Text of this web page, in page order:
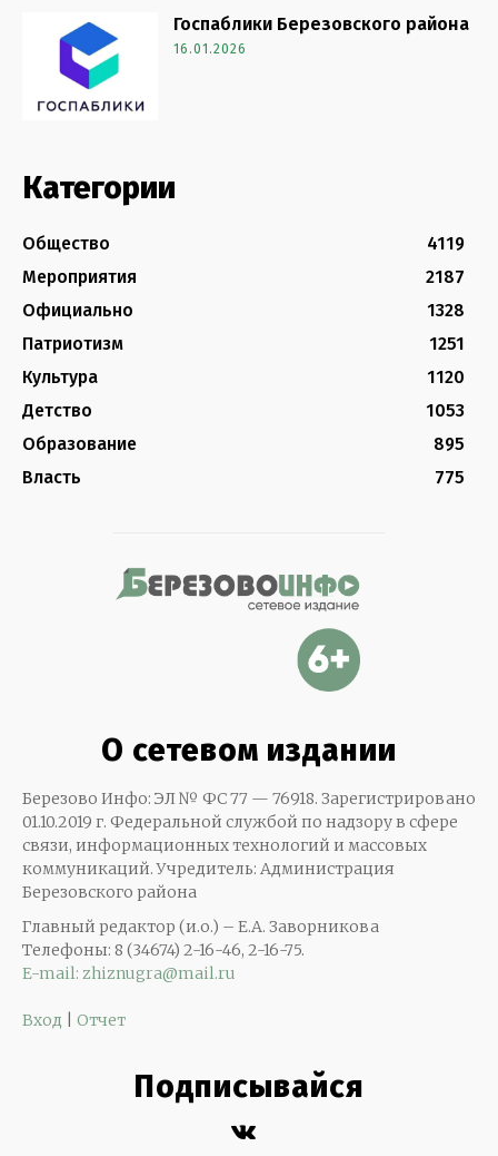
Госпаблики Березовского района
16.01.2026
Категории
Общество
4119
Мероприятия
2187
Официально
1328
Патриотизм
1251
Культура
1120
Детство
1053
Образование
895
Власть
775
О сетевом издании
Березово Инфо: ЭЛ № ФС 77 — 76918. Зарегистрировано
01.10.2019 г. Федеральной службой по надзору в сфере
связи, информационных технологий и массовых
коммуникаций. Учредитель: Администрация
Березовского района
Главный редактор (и.о.) – Е.А. Заворникова
Телефоны: 8 (34674) 2-16-46, 2-16-75.
E-mail: zhiznugra@mail.ru
Вход Отчет
Подписывайся